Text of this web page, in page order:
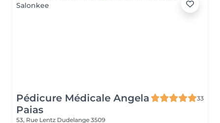
Pédicure Médicale Angela
Paias
33
53, Rue Lentz Dudelange 3509